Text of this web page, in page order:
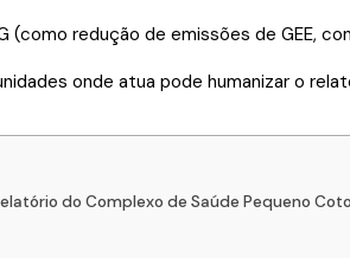
redução de emissões de GEE,
onde atua pode humanizar o
do Complexo de Saúde Pequeno